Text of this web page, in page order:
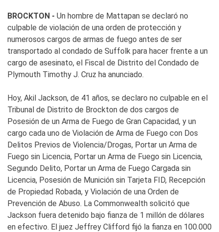
BROCKTON - Un hombre de Mattapan se declaró no
culpable de violación de una orden de protección y
numerosos cargos de armas de fuego antes de ser
transportado al condado de Suffolk para hacer frente a un
cargo de asesinato, el Fiscal de Distrito del Condado de
Plymouth Timothy J. Cruz ha anunciado.
Hoy, Akil Jackson, de 41 años, se declaro no culpable en el
Tribunal de Distrito de Brockton de dos cargos de
Posesión de un Arma de Fuego de Gran Capacidad, y un
cargo cada uno de Violación de Arma de Fuego con Dos
Delitos Previos de Violencia/Drogas, Portar un Arma de
Fuego sin Licencia, Portar un Arma de Fuego sin Licencia,
Segundo Delito, Portar un Arma de Fuego Cargada sin
Licencia, Posesión de Munición sin Tarjeta FID, Recepción
de Propiedad Robada, y Violación de una Orden de
Prevención de Abuso. La Commonwealth solicitó que
Jackson fuera detenido bajo fianza de 1 millón de dólares
en efectivo. El juez Jeffrey Clifford fijó la fianza en 100.000